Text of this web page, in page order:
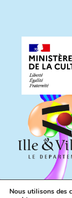
Nous utilisons des